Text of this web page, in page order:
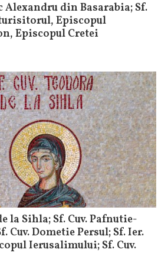
Alexandru din Basarabia; Sf.
Episcopul
Episcopul Cretei
la Sihla; Sf. Cuv. Pafnutie-
Cuv. Dometie Persul; Sf. Ier.
Ierusalimului; Sf. Cuv.